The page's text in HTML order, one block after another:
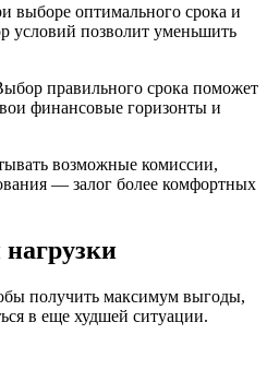
выборе оптимального срока и
условий позволит уменьшить
правильного срока поможет
финансовые горизонты и
возможные комиссии,
— залог более комфортных
получить максимум выгоды,
в еще худшей ситуации.